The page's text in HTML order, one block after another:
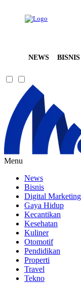
NEWS BISNIS
Menu
News
Bisnis
Digital Marketing
Gaya Hidup
Kecantikan
Kesehatan
Kuliner
Otomotif
Pendidikan
Properti
Travel
Tekno